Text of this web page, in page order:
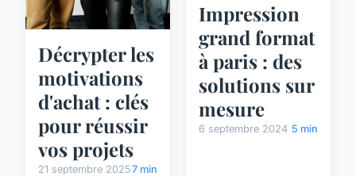
Décrypter les
motivations
d'achat : clés
pour réussir
vos projets
21 septembre 20257 min
Impression
grand format
à paris : des
solutions sur
mesure
6 septembre 2024 5 min